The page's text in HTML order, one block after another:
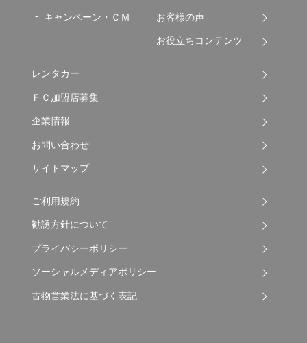
キャンペーン・ＣＭ お客様の声
お役立ちコンテンツ
レンタカー
ＦＣ加盟店募集
企業情報
お問い合わせ
サイトマップ
ご利用規約
勧誘方針について
プライバシーポリシー
ソーシャルメディアポリシー
古物営業法に基づく表記